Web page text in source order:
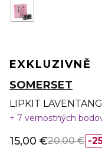
EXKLUZIVNĚ
SOMERSET
LIPKIT
7 vernostných
15,00 €20,00 €